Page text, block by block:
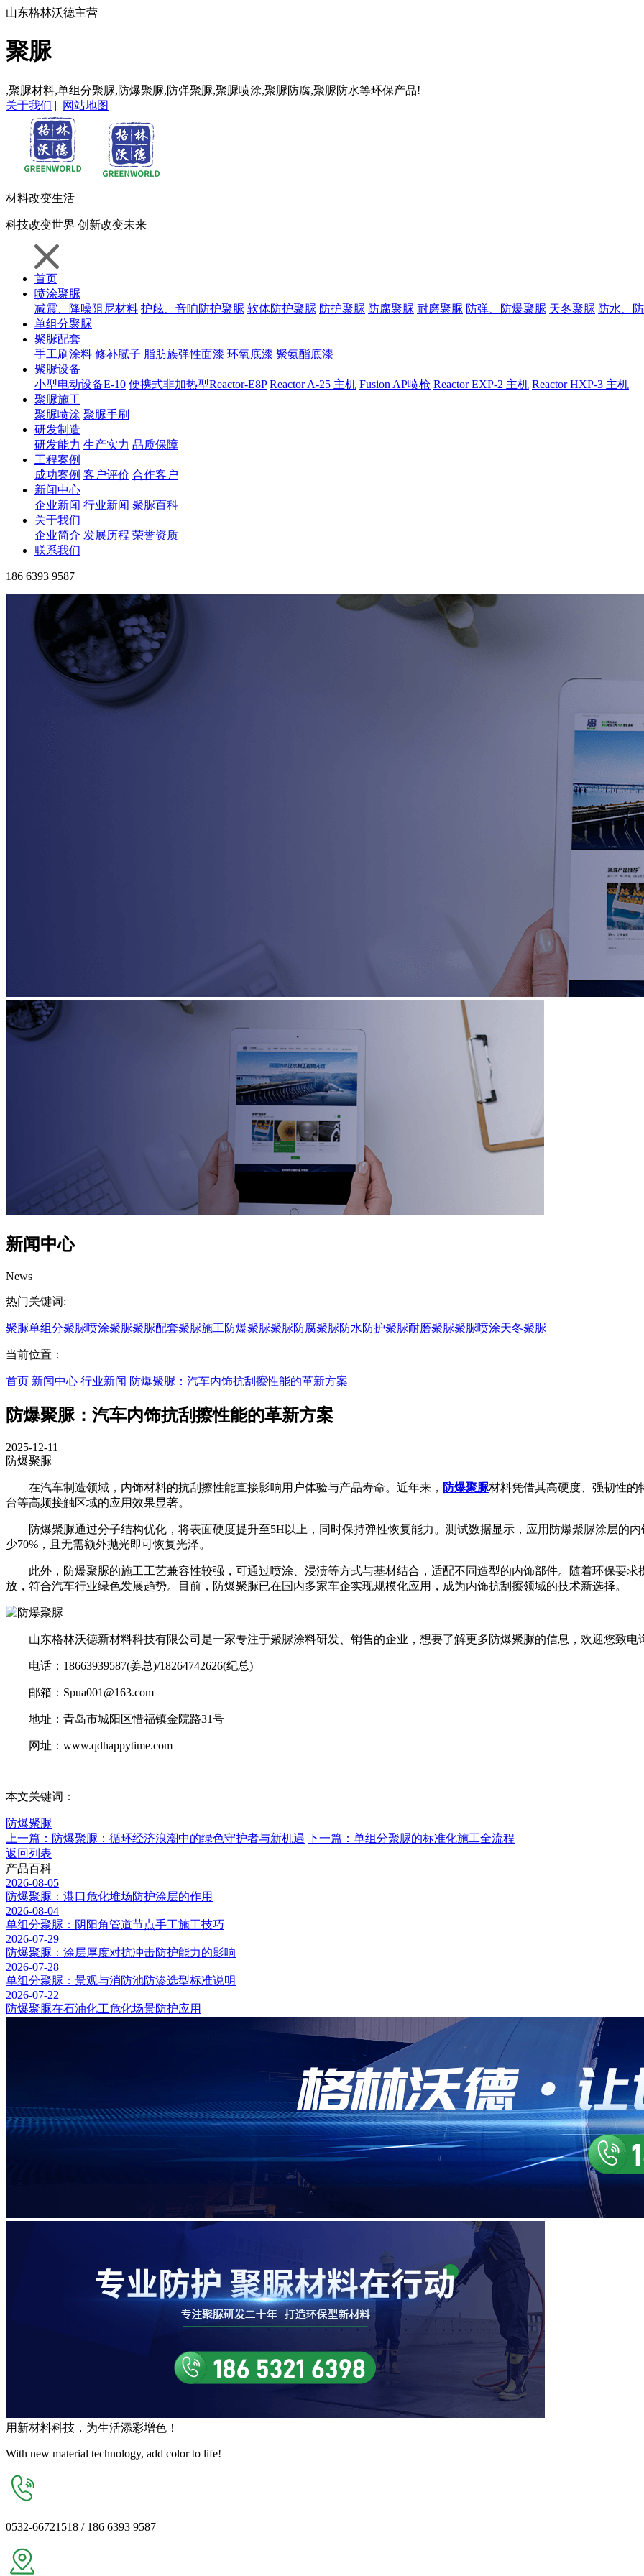
山东格林沃德主营
聚脲
,聚脲材料,单组分聚脲,防爆聚脲,防弹聚脲,聚脲喷涂,聚脲防腐,聚脲防水等环保产品!
关于我们 | 网站地图
材料改变生活
科技改变世界 创新改变未来
首页
喷涂聚脲
减震、降噪阻尼材料 护舷、音响防护聚脲 软体防护聚脲 防护聚脲 防腐聚脲 耐磨聚脲 防弹、防爆聚脲 天冬聚脲 防水、
单组分聚脲
聚脲配套
手工刷涂料 修补腻子 脂肪族弹性面漆 环氧底漆 聚氨酯底漆
聚脲设备
小型电动设备E-10 便携式非加热型Reactor-E8P Reactor A-25 主机 Fusion AP喷枪 Reactor EXP-2 主机 Reactor HXP-3 主机
聚脲施工
聚脲喷涂 聚脲手刷
研发制造
研发能力 生产实力 品质保障
工程案例
成功案例 客户评价 合作客户
新闻中心
企业新闻 行业新闻 聚脲百科
关于我们
企业简介 发展历程 荣誉资质
联系我们
186 6393 9587
新闻中心
News
热门关键词:
聚脲单组分聚脲喷涂聚脲聚脲配套聚脲施工防爆聚脲聚脲防腐聚脲防水防护聚脲耐磨聚脲聚脲喷涂天冬聚脲
当前位置：
首页 新闻中心 行业新闻 防爆聚脲：汽车内饰抗刮擦性能的革新方案
防爆聚脲：汽车内饰抗刮擦性能的革新方案
2025-12-11
防爆聚脲
在汽车制造领域，内饰材料的抗刮擦性能直接影响用户体验与产品寿命。近年来， 防爆聚脲材料凭借其高硬度、强韧性的
台等高频接触区域的应用效果显著。
防爆聚脲通过分子结构优化，将表面硬度提升至5H以上，同时保持弹性恢复能力。测试数据显示，应用防爆聚脲涂层的
少70%，且无需额外抛光即可恢复光泽。
此外，防爆聚脲的施工工艺兼容性较强，可通过喷涂、浸渍等方式与基材结合，适配不同造型的内饰部件。随着环保要求
放，符合汽车行业绿色发展趋势。目前，防爆聚脲已在国内多家车企实现规模化应用，成为内饰抗刮擦领域的技术新选择。
山东格林沃德新材料科技有限公司是一家专注于聚脲涂料研发、销售的企业，想要了解更多防爆聚脲的信息，欢迎您致电
电话：18663939587(姜总)/18264742626(纪总)
邮箱：Spua001@163.com
地址：青岛市城阳区惜福镇金院路31号
网址：www.qdhappytime.com
本文关键词：
防爆聚脲
上一篇：防爆聚脲：循环经济浪潮中的绿色守护者与新机遇 下一篇：单组分聚脲的标准化施工全流程
返回列表
产品百科
2026-08-05
防爆聚脲：港口危化堆场防护涂层的作用
2026-08-04
单组分聚脲：阴阳角管道节点手工施工技巧
2026-07-29
防爆聚脲：涂层厚度对抗冲击防护能力的影响
2026-07-28
单组分聚脲：景观与消防池防渗选型标准说明
2026-07-22
防爆聚脲在石油化工危化场景防护应用
用 新材料科技，为生活添彩增色 ！
With new material technology, add color to life!
0532-66721518 / 186 6393 9587